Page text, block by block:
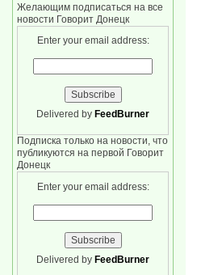
Желающим подписаться на все
новости Говорит Донецк
Enter your email address:
Delivered by FeedBurner
Подписка только на новости, что
публикуются на первой Говорит
Донецк
Enter your email address:
Delivered by FeedBurner